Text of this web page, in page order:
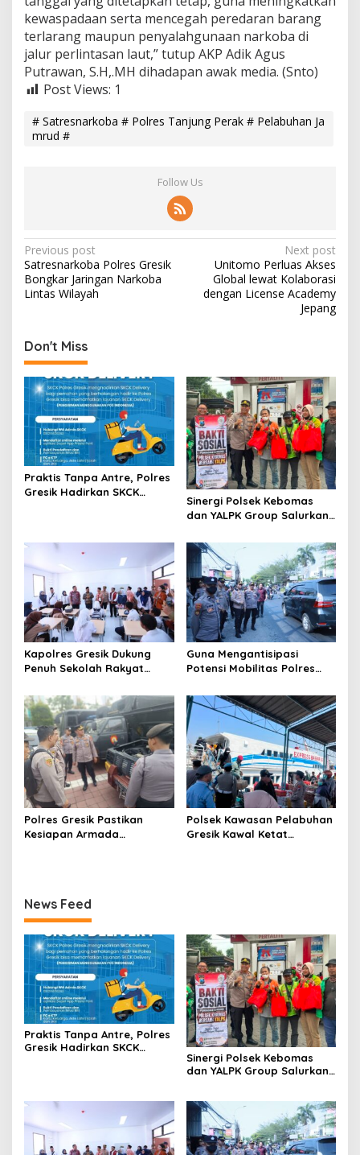
kewaspadaan serta mencegah peredaran barang
terlarang maupun penyalahgunaan narkoba di
jalur perlintasan laut,” tutup AKP Adik Agus
Putrawan, S.H,.MH dihadapan awak media. (Snto)
Post Views: 1
# Satresnarkoba # Polres Tanjung Perak # Pelabuhan Ja
mrud #
Follow Us
P
o
s
n
a
v
i
g
a
t
i
n
Previous post
Satresnarkoba Polres Gresik
Bongkar Jaringan Narkoba
Lintas Wilayah
Next post
Unitomo Perluas Akses
Global lewat Kolaborasi
dengan License Academy
Jepang
Don't Miss
Praktis Tanpa Antre, Polres
Gresik Hadirkan SKCK
Sinergi Polsek Kebomas
dan YALPK Group Salurkan
untuk Ojol di Gresik
Kapolres Gresik Dukung
Penuh Sekolah Rakyat
Akses Pendidikan
Berkualitas
Guna Mengantisipasi
Potensi Mobilitas Polres
Pengamanan
Polres Gresik Pastikan
Kesiapan Armada
Polsek Kawasan Pelabuhan
Gresik Kawal Ketat
News Feed
Praktis Tanpa Antre, Polres
Gresik Hadirkan SKCK
Sinergi Polsek Kebomas
dan YALPK Group Salurkan